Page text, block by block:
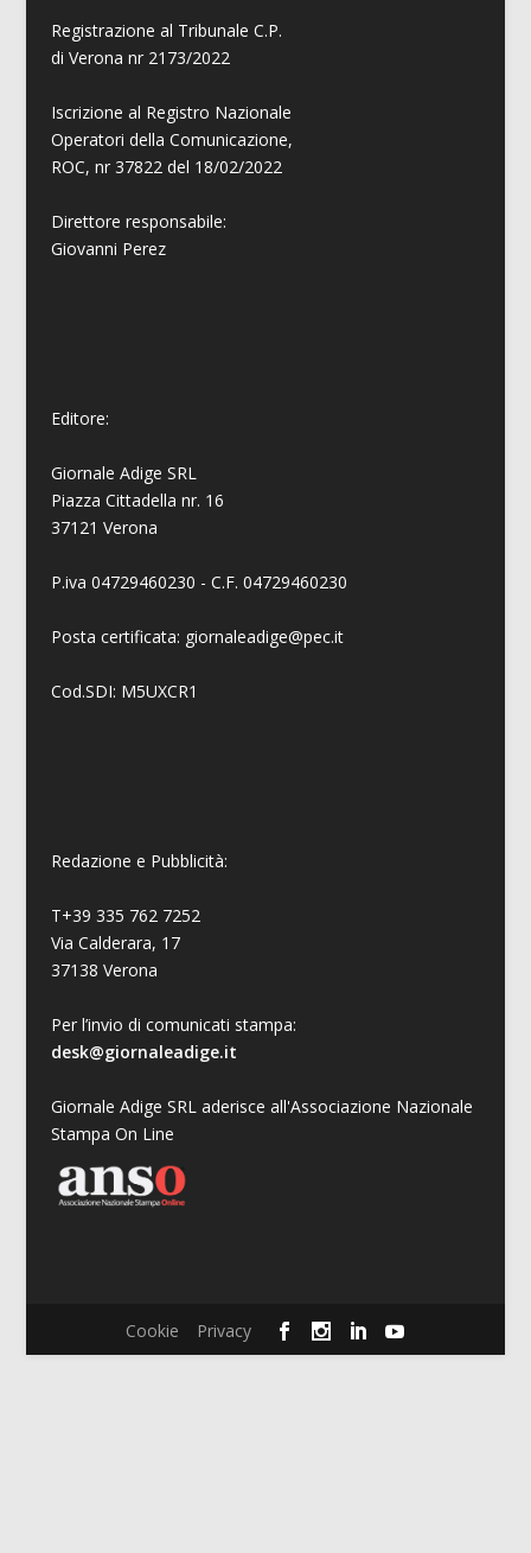
Registrazione al Tribunale C.P.
di Verona nr 2173/2022
Iscrizione al Registro Nazionale
Operatori della Comunicazione,
ROC, nr 37822 del 18/02/2022
Direttore responsabile:
Giovanni Perez
Editore:
Giornale Adige SRL
Piazza Cittadella nr. 16
37121 Verona
P.iva 04729460230 - C.F. 04729460230
Posta certificata: giornaleadige@pec.it
Cod.SDI: M5UXCR1
Redazione e Pubblicità:
T+39 335 762 7252
Via Calderara, 17
37138 Verona
Per l’invio di comunicati stampa:
desk@giornaleadige.it
Giornale Adige SRL aderisce all'Associazione Nazionale
Stampa On Line
Cookie Privacy